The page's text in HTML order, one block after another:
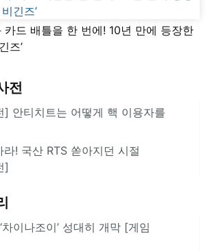
드 배틀을 한 번에! 10년 만에 등장한
즈’
전
] 안티치트는 어떻게 핵 이용자를
! 국산 RTS 쏟아지던 시절
]
이나조이’ 성대히 개막 [게임